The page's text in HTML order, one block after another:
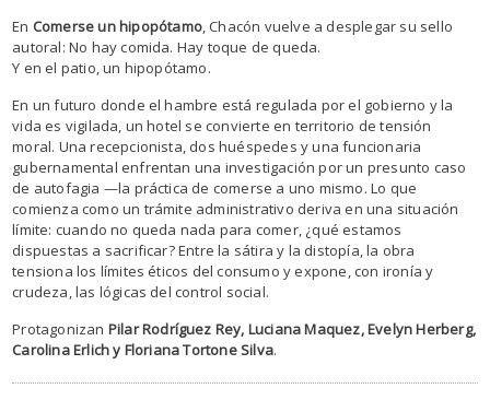
En Comerse un hipopótamo, Chacón vuelve a desplegar su sello
autoral: No hay comida. Hay toque de queda.
Y en el patio, un hipopótamo.
En un futuro donde el hambre está regulada por el gobierno y la
vida es vigilada, un hotel se convierte en territorio de tensión
moral. Una recepcionista, dos huéspedes y una funcionaria
gubernamental enfrentan una investigación por un presunto caso
de autofagia —la práctica de comerse a uno mismo. Lo que
comienza como un trámite administrativo deriva en una situación
límite: cuando no queda nada para comer, ¿qué estamos
dispuestas a sacrificar? Entre la sátira y la distopía, la obra
tensiona los límites éticos del consumo y expone, con ironía y
crudeza, las lógicas del control social.
Protagonizan Pilar Rodríguez Rey, Luciana Maquez, Evelyn Herberg,
Carolina Erlich y Floriana Tortone Silva.